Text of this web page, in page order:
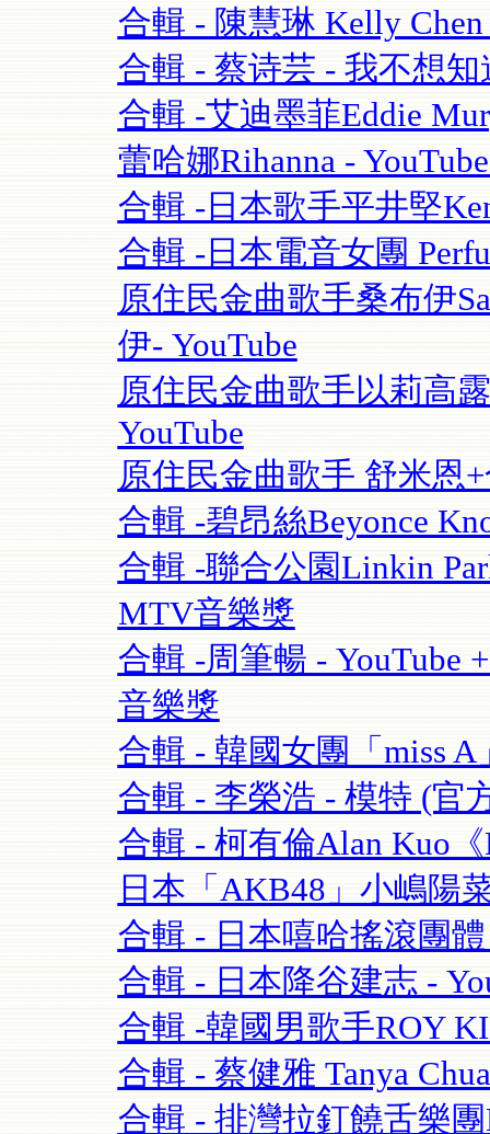
合輯 - 陳慧琳 Kelly
合輯 - 蔡诗芸 - 我不想知
合輯 -艾迪墨菲Eddie
蕾哈娜Rihanna -
合輯 -日本歌手平井堅
合輯 -日本電音女團
原住民金曲歌手桑布伊
伊- YouTube
原住民金曲歌手以莉高
YouTube
原住民金曲歌手 舒米恩
合輯 -碧昂絲Beyonce
合輯 -聯合公園Linkin
MTV音樂獎
合輯 -周筆暢 - YouTube
音樂獎
合輯 - 韓國女團「miss A
合輯 - 李榮浩 - 模特 (官
合輯 - 柯有倫Alan Kuo
日本「AKB48」小嶋陽
合輯 - 日本嘻哈搖滾團體
合輯 - 日本降谷建志 -
合輯 -韓國男歌手ROY
合輯 - 蔡健雅 Tanya
合輯 - 排灣拉釘饒舌樂